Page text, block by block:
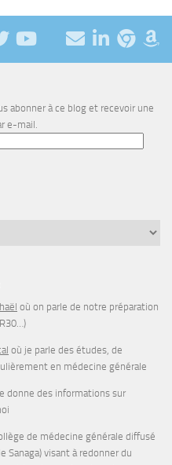
abonner à ce blog et recevoir une
e-mail.
où on parle de notre préparation
où je parle des études, de
en médecine générale
donne des informations sur
de médecine générale diffusé
Sanaga) visant à redonner du